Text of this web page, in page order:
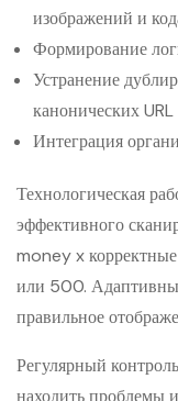
изображений и
Формирование
Устранение
канонических URL
Интеграция
Технологическая
эффективного
money x
или 500.
правильное
Регулярный
находить проблемы